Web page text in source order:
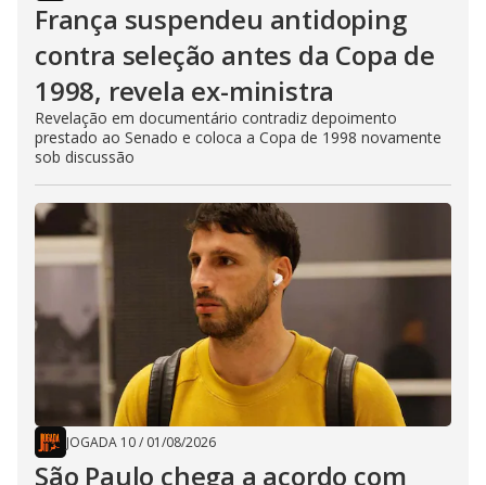
França suspendeu antidoping
contra seleção antes da Copa de
1998, revela ex-ministra
Revelação em documentário contradiz depoimento
prestado ao Senado e coloca a Copa de 1998 novamente
sob discussão
JOGADA 10/ 01/08/2026
São Paulo chega a acordo com